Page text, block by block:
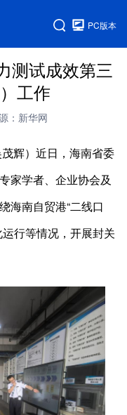
PC版本
测试成效第三
工作
：新华网
辉）近日，海南省委
家学者、企业协会及
海南自贸港“二线口
行等情况，开展封关